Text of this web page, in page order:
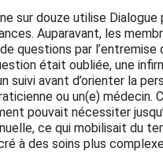
sur douze utilise Dialogue
Auparavant, les
questions par l’entremise
était oubliée, une
suivi avant d’orienter la
ou un(e) médecin.
pouvait nécessiter
ce qui mobilisait du
à des soins plus